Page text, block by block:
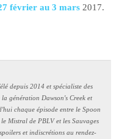
février au 3 mars 2017.
depuis 2014 et spécialiste des
génération Dawson's Creek et
chaque épisode entre le Spoon
Mistral de PBLV et les Sauvages
et indiscrétions au rendez-